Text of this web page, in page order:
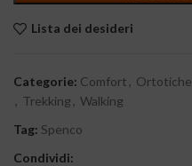
Lista dei desideri
Categorie: Comfort , Ortotiche
, Trekking , Walking
Tag: Spenco
Condividi: